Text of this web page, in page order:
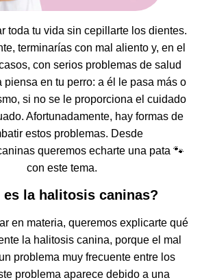
toda tu vida sin cepillarte los dientes.
terminarías con mal aliento y, en el
con serios problemas de salud
piensa en tu perro: a él le pasa más o
si no se le proporciona el cuidado
Afortunadamente, hay formas de
estos problemas. Desde
queremos echarte una pata 🐾
con este tema.
es la halitosis caninas?
en materia, queremos explicarte qué
la halitosis canina, porque el mal
problema muy frecuente entre los
problema aparece debido a una